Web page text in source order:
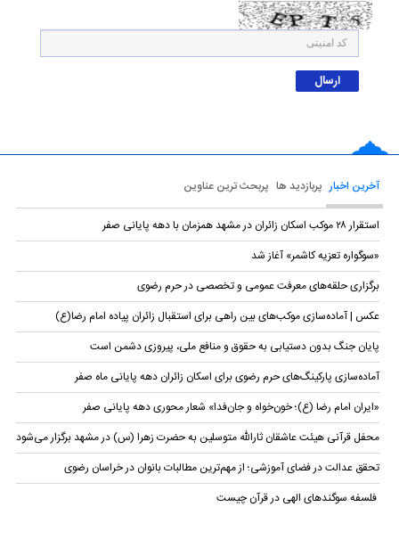
آخرین اخبار پربازدید ها پربحث ترین عناوین
استقرار ۲۸ موکب اسکان زائران در مشهد همزمان با دهه پایانی صفر
«سوگواره تعزیه کاشمر» آغاز شد
برگزاری حلقه‌های معرفت عمومی و تخصصی در حرم رضوی
عکس | آماده‌سازی موکب‌های بین راهی برای استقبال زائران پیاده امام رضا(ع)
پایان جنگ بدون دستیابی به حقوق و منافع ملی، پیروزی دشمن است
آماده‌سازی پارکینگ‌های حرم رضوی برای اسکان زائران دهه پایانی ماه صفر
«ایران امام رضا (ع)؛ خون‌خواه و جان‌فدا» شعار محوری دهه پایانی صفر
محفل قرآنی هیئت عاشقان ثارالله متوسلین به حضرت زهرا (س) در مشهد برگزار می‌شود
تحقق عدالت در فضای آموزشی؛ از مهم‌ترین مطالبات بانوان در خراسان رضوی
فلسفه سوگندهای الهی در قرآن چیست